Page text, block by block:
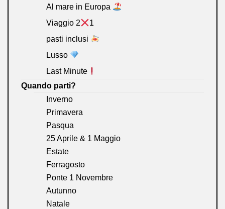
Al mare in Europa
Viaggio 2
1
pasti inclusi
Lusso
Last Minute
Quando parti?
Inverno
Primavera
Pasqua
25 Aprile & 1 Maggio
Estate
Ferragosto
Ponte 1 Novembre
Autunno
Natale